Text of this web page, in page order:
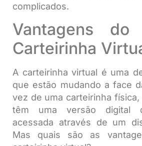
complicados.
Vantagens
Carteirinha
A carteirinha virtual é uma
que estão mudando a face
vez de uma carteirinha
têm uma versão digital
acessada através de um
Mas quais são as